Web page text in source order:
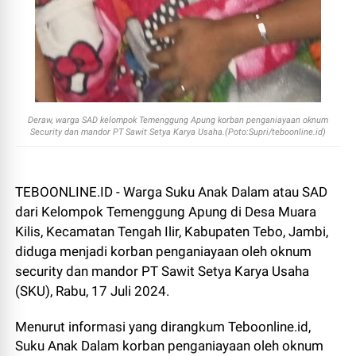
Deraw, warga SAD kelompok Temenggung Apung korban penganiayaan oknum
Security dan mandor PT Sawit Setya Karya Usaha.(Poto:Supri/teboonline.id)
TEBOONLINE.ID - Warga Suku Anak Dalam atau SAD
dari Kelompok Temenggung Apung di Desa Muara
Kilis, Kecamatan Tengah Ilir, Kabupaten Tebo, Jambi,
diduga menjadi korban penganiayaan oleh oknum
security dan mandor PT Sawit Setya Karya Usaha
(SKU), Rabu, 17 Juli 2024.
Menurut informasi yang dirangkum Teboonline.id,
Suku Anak Dalam korban penganiayaan oleh oknum